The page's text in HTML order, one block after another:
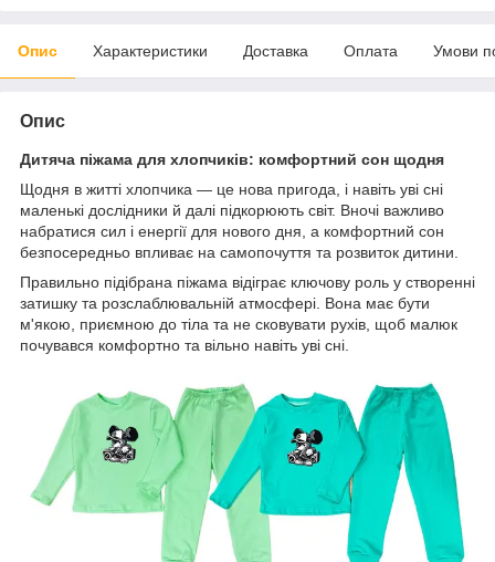
Опис Характеристики Доставка Оплата Умови
Опис
Дитяча піжама для хлопчиків: комфортний сон щодня
Щодня в житті хлопчика — це нова пригода, і навіть уві сні
маленькі дослідники й далі підкорюють світ. Вночі важливо
набратися сил і енергії для нового дня, а комфортний сон
безпосередньо впливає на самопочуття та розвиток дитини.
Правильно підібрана піжама відіграє ключову роль у створенні
затишку та розслаблювальній атмосфері. Вона має бути
м'якою, приємною до тіла та не сковувати рухів, щоб малюк
почувався комфортно та вільно навіть уві сні.